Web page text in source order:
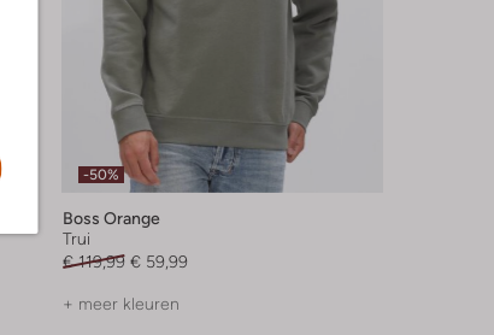
-50%
Boss Orange
Trui
€ 119,99 € 59,99
+ meer kleuren